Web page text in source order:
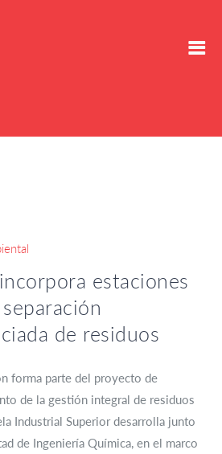
estaciones
de residuos
forma parte del proyecto de
de la gestión integral de residuos
Industrial Superior desarrolla junto
de Ingeniería Química, en el marco